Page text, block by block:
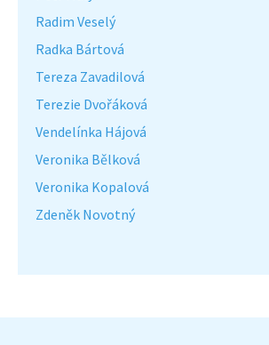
Radim Veselý
Radka Bártová
Tereza Zavadilová
Terezie Dvořáková
Vendelínka Hájová
Veronika Bělková
Veronika Kopalová
Zdeněk Novotný